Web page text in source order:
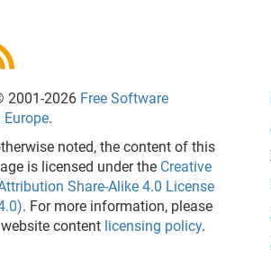
2001-2026 Free Software
.
noted, the content of this
is licensed under the Creative
Share-Alike 4.0 License
. For more information, please
content licensing policy.